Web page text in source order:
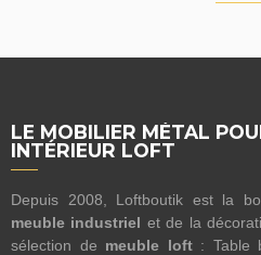
LE MOBILIER MÉTAL
INTÉRIEUR LOFT
Depuis 2008, Loftboutik est la
meuble industriel et de la
sélection de meuble loft: Table